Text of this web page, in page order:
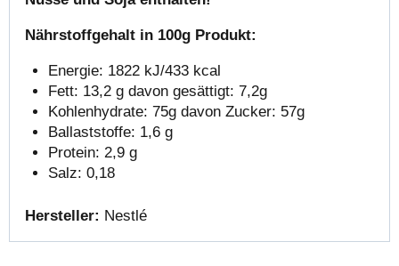
Nährstoffgehalt in 100g Produkt:
Energie: 1822 kJ/433 kcal
Fett: 13,2 g davon gesättigt: 7,2g
Kohlenhydrate: 75g davon Zucker: 57g
Ballaststoffe: 1,6 g
Protein: 2,9 g
Salz: 0,18
Hersteller: Nestlé